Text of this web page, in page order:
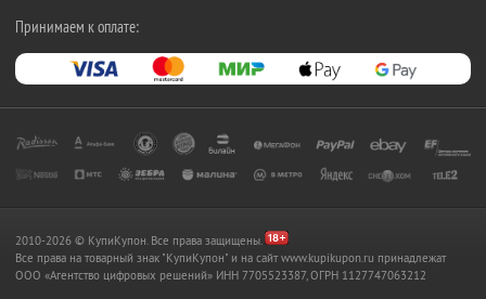
Принимаем к оплате:
2010-2026 © КупиКупон. Все права защищены.
Все права на товарный знак "КупиКупон" и на сайт www.kupikupon.ru принадлежат
OOO «Агентство цифровых решений» ИНН 7705523387, ОГРН 1127747063212